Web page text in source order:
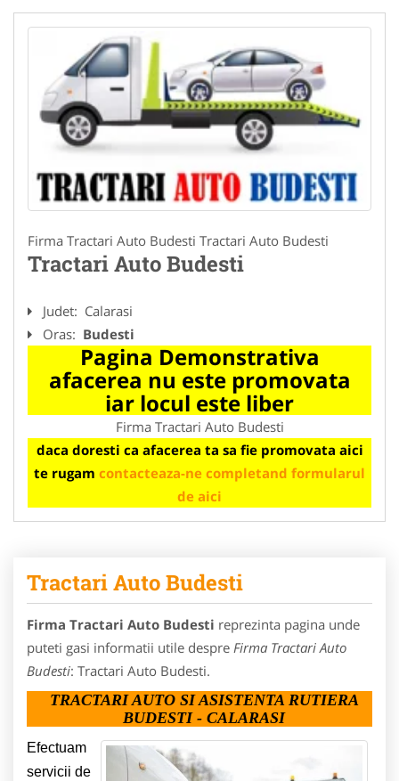
Firma Tractari Auto Budesti Tractari Auto Budesti
Tractari Auto Budesti
Judet: Calarasi
Oras: Budesti
Pagina Demonstrativa
afacerea nu este promovata
iar locul este liber
Firma Tractari Auto Budesti
daca doresti ca afacerea ta sa fie promovata aici
te rugam contacteaza-ne completand formularul
de aici
Tractari Auto Budesti
Firma Tractari Auto Budesti reprezinta pagina unde
puteti gasi informatii utile despre Firma Tractari Auto
Budesti: Tractari Auto Budesti.
TRACTARI AUTO SI ASISTENTA RUTIERA
BUDESTI - CALARASI
Efectuam
servicii de